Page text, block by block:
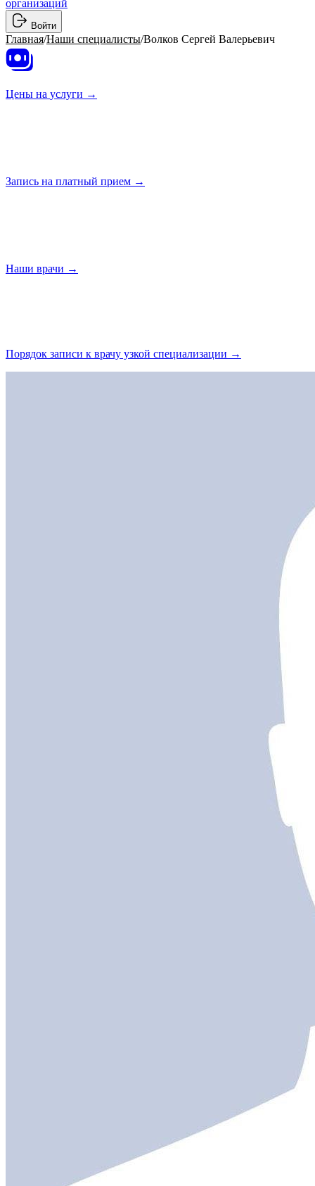
организаций
Войти
Главная/Наши специалисты/Волков Сергей Валерьевич
Цены на услуги →
Запись на платный прием →
Наши врачи →
Порядок записи к врачу узкой специализации →